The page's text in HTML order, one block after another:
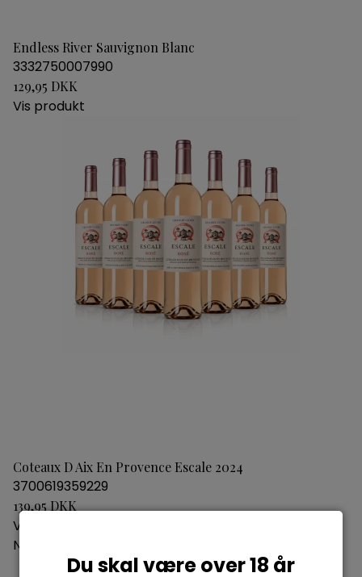
Du skal være over 18 år
Endless River Sauvignon Blanc
3332750007990
129,95 DKK
Vis produkt
Coteaux D Aix En Provence Escale 2024
3700619359229
139,95 DKK
Vis produkt
Nyhed